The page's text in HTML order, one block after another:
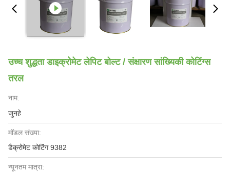
उच्च शुद्धता डाइक्रोमेट लेपिट बोल्ट / संक्षारण सांख्यिकी कोटिंग्स
तरल
नाम:
जुनहे
मॉडल संख्या:
डैक्रोमेट कोटिंग 9382
न्यूनतम मात्रा: